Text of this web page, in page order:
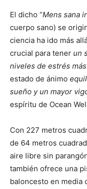
El dicho “Mens sana
cuerpo sano) se
ciencia ha ido más
crucial para tener un
niveles de estrés
estado de ánimo
sueño y un mayor
espíritu de Ocean
Con 227 metros
de 64 metros
aire libre sin
también ofrece una
baloncesto en media